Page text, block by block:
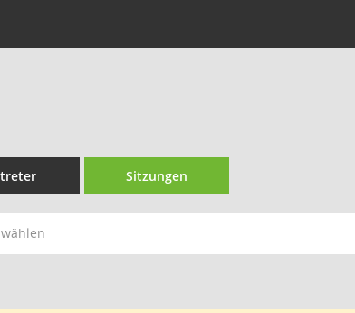
Sitzungen